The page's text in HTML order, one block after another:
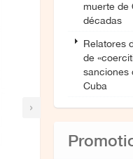
›
muerte de
décadas
Relatores
de
sanciones
Cuba